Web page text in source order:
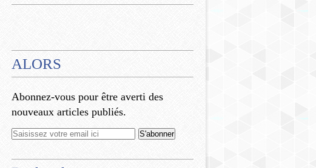
ALORS
Abonnez-vous pour être averti des
nouveaux articles publiés.